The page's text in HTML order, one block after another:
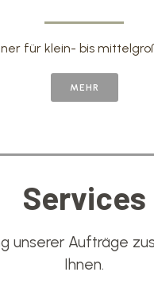
für klein- bis
MEHR
Services
unserer Aufträge
Ihnen.